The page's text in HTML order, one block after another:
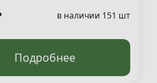
в наличии 151 шт
Подробнее